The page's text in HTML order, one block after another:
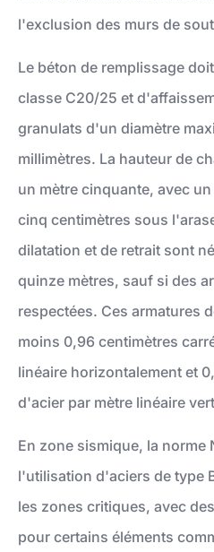
l'exclusion des murs de
Le béton de remplissage
classe C20/25 et
granulats d'un diamètre
millimètres. La hauteur de
un mètre cinquante, avec
cinq centimètres sous
dilatation et de retrait sont
quinze mètres, sauf si des
respectées. Ces armatures
moins 0,96 centimètres
linéaire horizontalement et
d'acier par mètre linéaire
En zone sismique, la norme
l'utilisation d'aciers de type
les zones critiques, avec
pour certains éléments